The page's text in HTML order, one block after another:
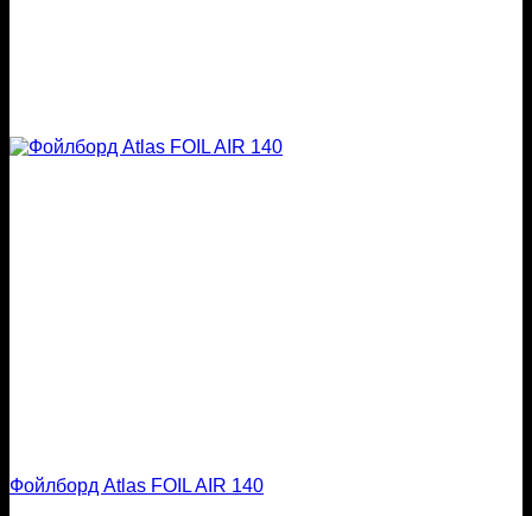
Фойлборд Atlas FOIL AIR 140